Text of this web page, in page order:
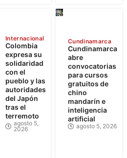
Internacional
Colombia
expresa su
solidaridad
con el
pueblo y las
autoridades
del Japón
tras el
terremoto
agosto 5,
2026
Cundinamarca
Cundinamarca
abre
convocatorias
para cursos
gratuitos de
chino
mandarín e
inteligencia
artificial
agosto 5, 2026